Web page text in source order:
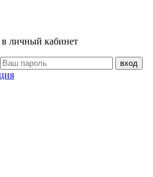
в личный кабинет
вход